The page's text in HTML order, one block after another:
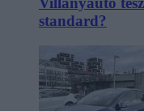
standard?